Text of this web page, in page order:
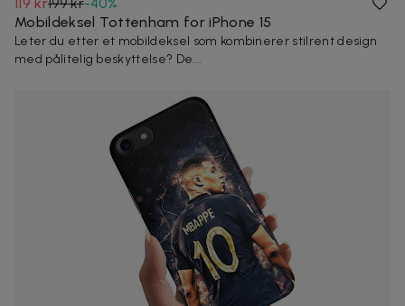
Mobildeksel Tottenham for iPhone 15
Leter du etter et mobildeksel som kombinerer stilrent design
med pålitelig beskyttelse? De...